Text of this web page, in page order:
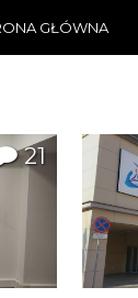
GŁÓWNA
21